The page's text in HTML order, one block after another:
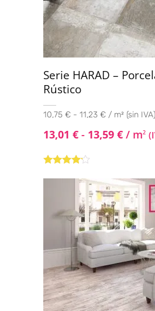
Serie HARAD –
Rústico
10,75 € - 11,23 € / m² (sin IVA)
13,01 € - 13,59 € / m2
con4.00